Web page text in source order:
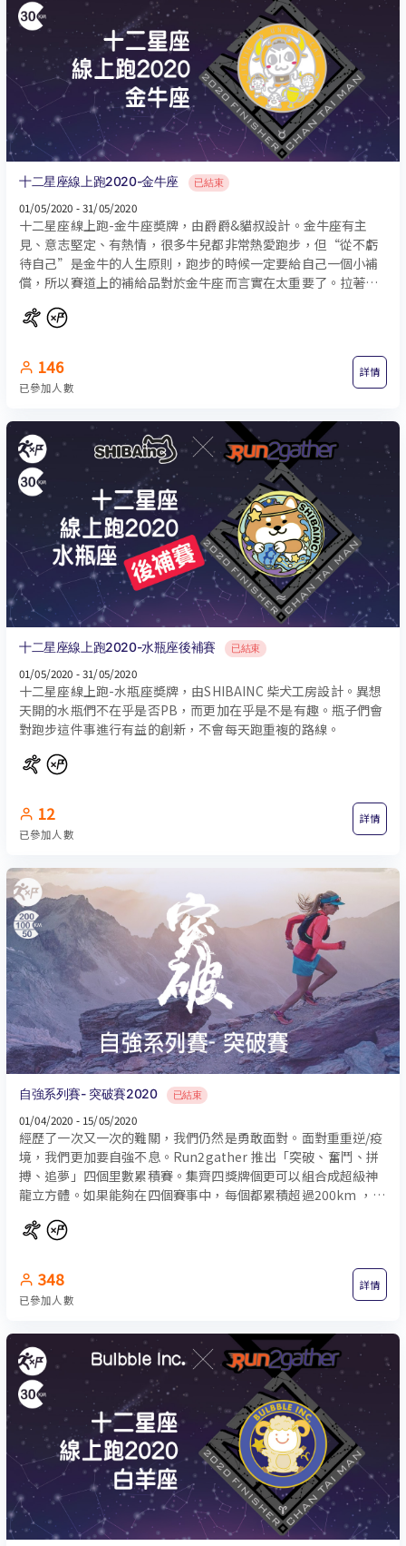
十二星座線上跑2020-金牛座 已結束
01/05/2020 - 31/05/2020
十二星座線上跑-金牛座奬牌，由爵爵&貓叔設計。金牛座有主
見、意志堅定、有熱情，很多牛兒都非常熱愛跑步，但“從不虧
待自己”是金牛的人生原則，跑步的時候一定要給自己一個小補
償，所以賽道上的補給品對於金牛座而言實在太重要了。拉著朋
賽后大吃，這就是金牛的跑步樂趣。
146
已參加人數
詳情
十二星座線上跑2020-水瓶座後補賽 已結束
01/05/2020 - 31/05/2020
十二星座線上跑-水瓶座奬牌，由SHIBAINC 柴犬工房設計。異想
天開的水瓶們不在乎是否PB，而更加在乎是不是有趣。瓶子們會
對跑步這件事進行有益的創新，不會每天跑重複的路線。
12
已參加人數
詳情
自強系列賽- 突破賽2020 已結束
01/04/2020 - 15/05/2020
經歷了一次又一次的難關，我們仍然是勇敢面對。面對重重逆/疫
境，我們更加要自強不息。Run2gather 推出「突破、奮鬥、￼拼
搏、追夢」四個里數累積賽。集齊四獎牌個更可以組合成超級神
龍立方體。如果能夠在四個賽事中，每個都累積超過200km ，更
348
已參加人數
詳情